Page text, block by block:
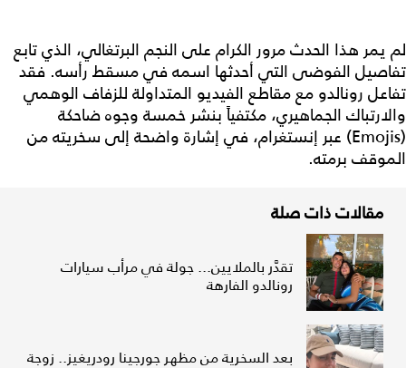
لم يمر هذا الحدث مرور الكرام على النجم البرتغالي، الذي تابع
تفاصيل الفوضى التي أحدثها اسمه في مسقط رأسه. فقد
تفاعل رونالدو مع مقاطع الفيديو المتداولة للزفاف الوهمي
والارتباك الجماهيري، مكتفياً بنشر خمسة وجوه ضاحكة
(Emojis) عبر إنستغرام، في إشارة واضحة إلى سخريته من
الموقف برمته.
مقالات ذات صلة
تقدَّر بالملايين... جولة في مرأب سيارات
رونالدو الفارهة
بعد السخرية من مظهر جورجينا رودريغيز.. زوجة